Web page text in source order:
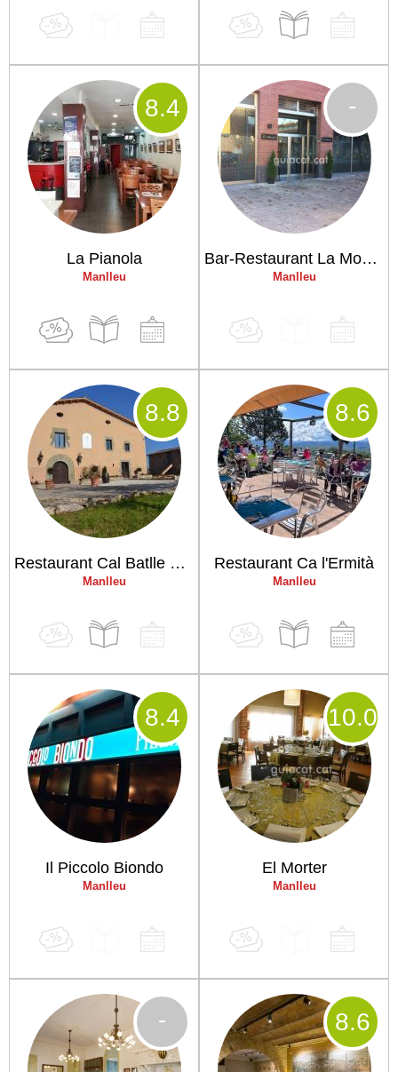
La Pianola
Manlleu
8.4
Bar-Restaurant La Mossegada
Manlleu
-
Restaurant Cal Batlle Celler i Rebost
Manlleu
8.8
Restaurant Ca l'Ermità
Manlleu
8.6
Il Piccolo Biondo
Manlleu
8.4
El Morter
Manlleu
10.0
- 8.6